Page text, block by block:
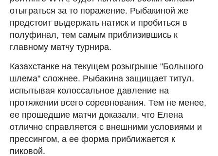
отыграться за то поражение. Рыбакиной же
предстоит выдержать натиск и пробиться в
полуфинал, тем самым приблизившись к
главному матчу турнира.
Казахстанке на текущем розыгрыше "Большого
шлема" сложнее. Рыбакина защищает титул,
испытывая колоссальное давление на
протяжении всего соревнования. Тем не менее,
ее прошедшие матчи доказали, что Елена
отлично справляется с внешними условиями и
прессингом, а ее форма приближается к
пиковой.